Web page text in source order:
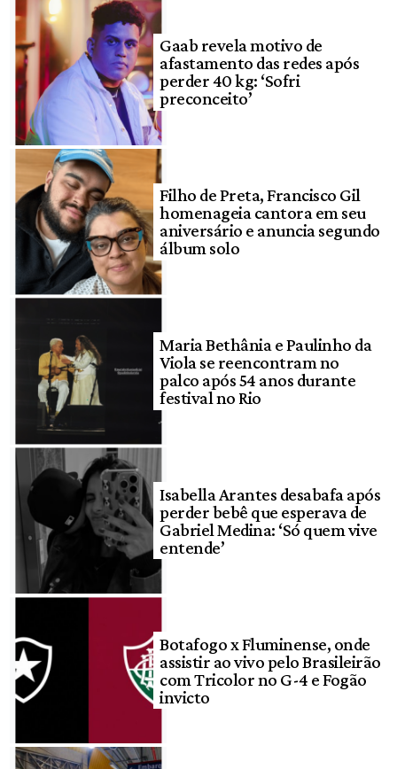
Gaab revela motivo de
afastamento das redes após
perder 40 kg: ‘Sofri
preconceito’
Filho de Preta, Francisco Gil
homenageia cantora em seu
aniversário e anuncia segundo
álbum solo
Maria Bethânia e Paulinho da
Viola se reencontram no
palco após 54 anos durante
festival no Rio
Isabella Arantes desabafa após
perder bebê que esperava de
Gabriel Medina: ‘Só quem vive
entende’
Botafogo x Fluminense, onde
assistir ao vivo pelo Brasileirão
com Tricolor no G-4 e Fogão
invicto